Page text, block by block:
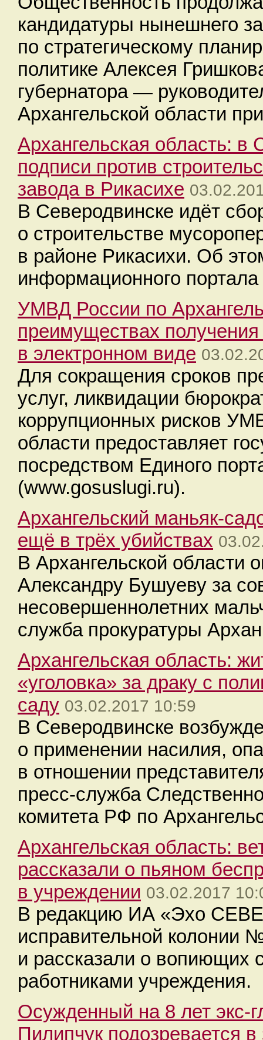
кандидатуры нынешнего
по стратегическому
политике Алексея
губернатора —
Архангельской области
Архангельская область: в
подписи против
завода в Рикасихе
В Северодвинске идёт
о строительстве
в районе Рикасихи. Об
информационного
УМВД России по
преимуществах получения
в электронном виде
Для сокращения сроков
услуг, ликвидации
коррупционных рисков
области предоставляет
посредством Единого
(www.gosuslugi.ru).
Архангельский маньяк-
ещё в трёх убийствах
В Архангельской области
Александру Бушуеву за
несовершеннолетних
служба прокуратуры
Архангельская область:
«уголовка» за драку с
саду 03.02.2017 10:59
В Северодвинске
о применении насилия,
в отношении
пресс-служба
комитета РФ по
Архангельская область:
рассказали о пьяном
в учреждении 03.02.2017
В редакцию ИА «Эхо
исправительной колонии
и рассказали о вопиющих
работниками учреждения.
Осужденный на 8 лет экс-
Пилипчук подозревается